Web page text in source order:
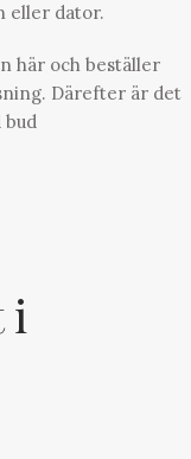
eller dator.
här och beställer
Därefter är det
bud
i